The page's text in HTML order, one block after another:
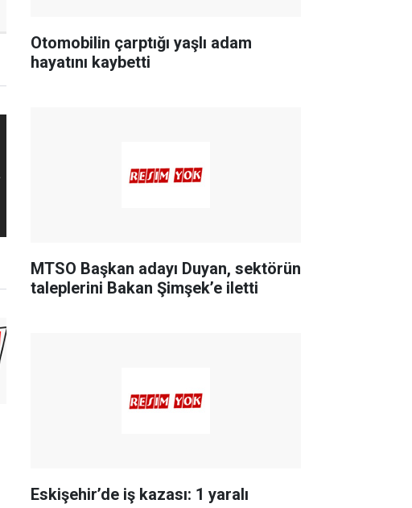
Otomobilin çarptığı yaşlı adam
hayatını kaybetti
MTSO Başkan adayı Duyan, sektörün
taleplerini Bakan Şimşek’e iletti
Eskişehir’de iş kazası: 1 yaralı